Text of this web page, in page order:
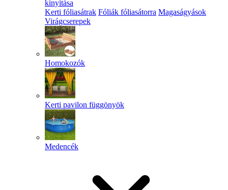
kinyitása
Kerti fóliasátrak Fóliák fóliasátorra Magaságyások
Virágcserepek
Homokozók
Kerti pavilon függönyök
Medencék